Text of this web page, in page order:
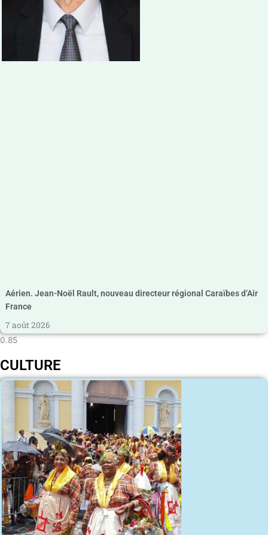
Aérien. Jean-Noël Rault, nouveau directeur régional Caraïbes d’Air
France
7 août 2026
CULTURE